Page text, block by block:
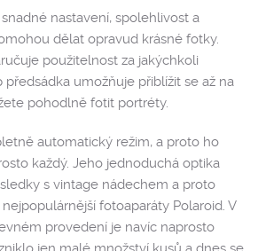
nastavení, spolehlivost a
dělat opravud krásné fotky.
použitelnost za jakýchkoli
umožňuje přiblížit se až na
pohodlně fotit portréty.
automatický režim, a proto ho
každý. Jeho jednoduchá optika
s vintage nádechem a proto
nejpopulárnější fotoaparáty Polaroid. V
provedení je navíc naprosto